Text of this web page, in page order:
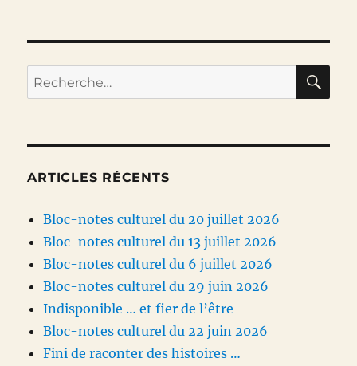
Recherche
pour :
ARTICLES RÉCENTS
Bloc-notes culturel du 20 juillet 2026
Bloc-notes culturel du 13 juillet 2026
Bloc-notes culturel du 6 juillet 2026
Bloc-notes culturel du 29 juin 2026
Indisponible … et fier de l’être
Bloc-notes culturel du 22 juin 2026
Fini de raconter des histoires …